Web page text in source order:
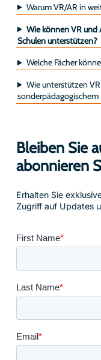
Warum VR/AR in
Wie können VR und
Schulen unterstützen?
Welche Fächer
Wie unterstützen
sonderpädagogischem
Bleiben Sie
abonnieren
Erhalten Sie
Zugriff auf Updates